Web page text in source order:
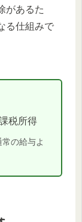
があるた
る仕組みで
税所得
の給与よ